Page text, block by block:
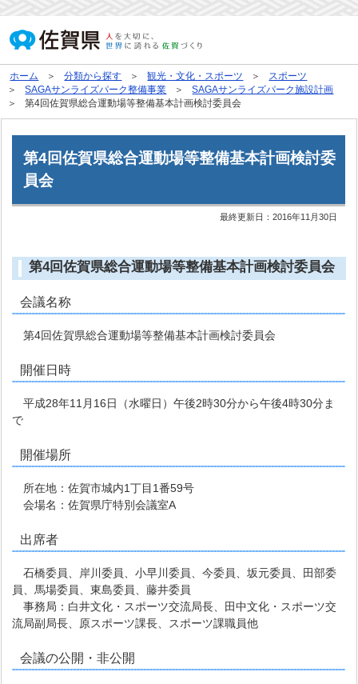
ホーム 分類から探す 観光・文化・スポーツ
スポーツ
SAGAサンライズパーク整備事業
SAGAサンライズパーク施設計画
第4回佐賀県総合運動場等整備基本計画検討委員会
第4回佐賀県総合運動場等整備基本計画検討委
員会
最終更新日：2016年11月30日
第4回佐賀県総合運動場等整備基本計画検討委員会
会議名称
第4回佐賀県総合運動場等整備基本計画検討委員会
開催日時
平成28年11月16日（水曜日）午後2時30分から午後4時30分ま
で
開催場所
所在地：佐賀市城内1丁目1番59号
会場名：佐賀県庁特別会議室A
出席者
石橋委員、岸川委員、小早川委員、今委員、坂元委員、田部委
員、馬場委員、東島委員、藤井委員
事務局：白井文化・スポーツ交流局長、田中文化・スポーツ交
流局副局長、原スポーツ課長、スポーツ課職員他
会議の公開・非公開